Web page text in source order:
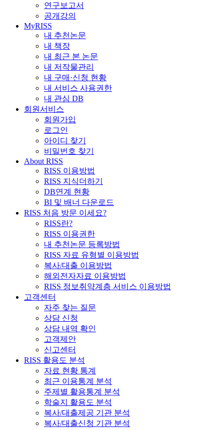
연구보고서
공개강의
MyRISS
내 추천논문
내 책장
내 최근 본 논문
내 저작물관리
내 구매·신청 현황
내 서비스 사용권한
내 관심 DB
회원서비스
회원가입
로그인
아이디 찾기
비밀번호 찾기
About RISS
RISS 이용방법
RISS 지식더하기
DB연계 현황
BI 및 배너 다운로드
RISS 처음 방문 이세요?
RISS란?
RISS 이용권한
내 추천논문 등록방법
RISS 자료 유형별 이용방법
복사/대출 이용방법
해외전자자료 이용방법
RISS 정보취약계층 서비스 이용방법
고객센터
자주 찾는 질문
상담 신청
상담 내역 확인
고객제안
신고센터
RISS 활용도 분석
자료 현황 통계
최근 이용통계 분석
주제별 활용통계 분석
학술지 활용도 분석
복사/대출제공 기관 분석
복사/대출신청 기관 분석